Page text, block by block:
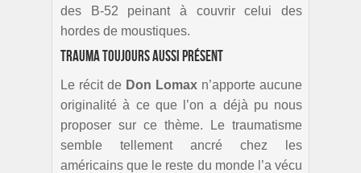
des B-52 peinant à couvrir celui des
hordes de moustiques.
Trauma toujours aussi présent
Le récit de Don Lomax n’apporte aucune
originalité à ce que l’on a déjà pu nous
proposer sur ce thème. Le traumatisme
semble tellement ancré chez les
américains que le reste du monde l’a vécu